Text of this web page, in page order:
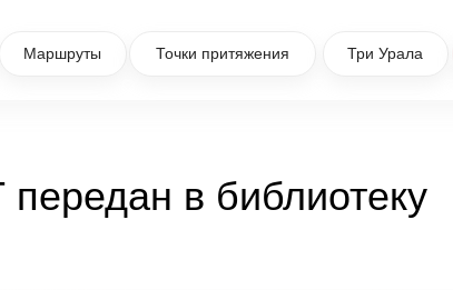
Маршруты Точки притяжения Три Урала
в библиотеку